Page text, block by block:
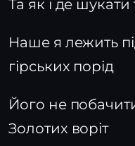
Та як і де
Наше я лежить
гірських порід
Його не побачити
Золотих воріт